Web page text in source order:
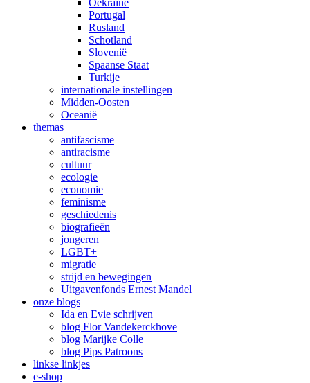
Oekraïne
Portugal
Rusland
Schotland
Slovenië
Spaanse Staat
Turkije
internationale instellingen
Midden-Oosten
Oceanië
themas
antifascisme
antiracisme
cultuur
ecologie
economie
feminisme
geschiedenis
biografieën
jongeren
LGBT+
migratie
strijd en bewegingen
Uitgavenfonds Ernest Mandel
onze blogs
Ida en Evie schrijven
blog Flor Vandekerckhove
blog Marijke Colle
blog Pips Patroons
linkse linkjes
e-shop